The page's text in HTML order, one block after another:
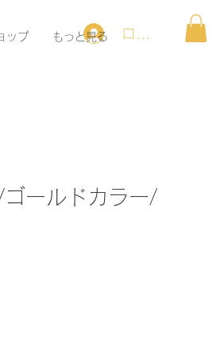
ップ もっと見る ログイン
ールドカラー/